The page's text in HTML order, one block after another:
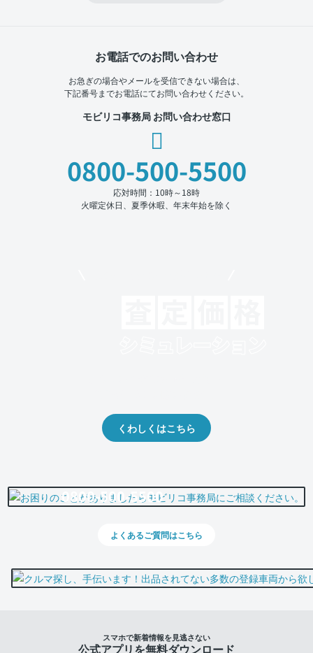
お電話でのお問い合わせ
お急ぎの場合やメールを受信できない場合は、
下記番号までお電話にてお問い合わせください。
モビリコ事務局 お問い合わせ窓口
0800-500-5500
応対時間：10時～18時
火曜定休日、夏季休暇、年末年始を除く
くわしくはこちら
0800-500-5500
よくあるご質問はこちら
スマホで新着情報を見逃さない
公式アプリを無料ダウンロード